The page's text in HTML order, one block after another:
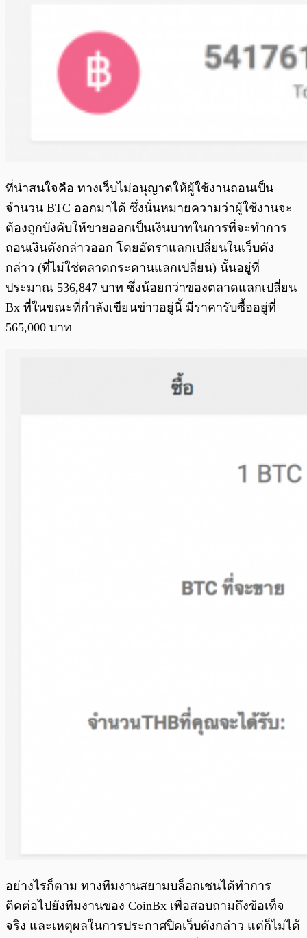
ที่น่าสนใจคือ ทางเว็บไม่อนุญาตให้ผู้ใช้งานถอนเป็น
จำนวน BTC ออกมาได้ ซึ่งนั่นหมายความว่าผู้ใช้งานจะ
ต้องถูกบังคับให้ขายออกเป็นเงินบาทในการที่จะทำการ
ถอนเงินดังกล่าวออก โดยอัตราแลกเปลี่ยนในเว็บดัง
กล่าว (ที่ไม่ใช่ตลาดกระดานแลกเปลี่ยน) นั้นอยู่ที่
ประมาณ 536,847 บาท ซึ่งน้อยกว่าของตลาดแลกเปลี่ยน
Bx ที่ในขณะที่กำลังเขียนข่าวอยู่นี้ มีราคารับซื้ออยู่ที่
565,000 บาท
อย่างไรก็ตาม ทางทีมงานสยามบล็อกเชนได้ทำการ
ติดต่อไปยังทีมงานของ CoinBx เพื่อสอบถามถึงข้อเท็จ
จริง และเหตุผลในการประกาศปิดเว็บดังกล่าว แต่ก็ไม่ได้